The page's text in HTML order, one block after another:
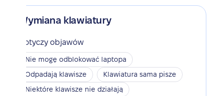
Wymiana klawiatury
Dotyczy objawów
Nie mogę odblokować laptopa
Odpadają klawisze
Klawiatura sama pisze
Niektóre klawisze nie działają